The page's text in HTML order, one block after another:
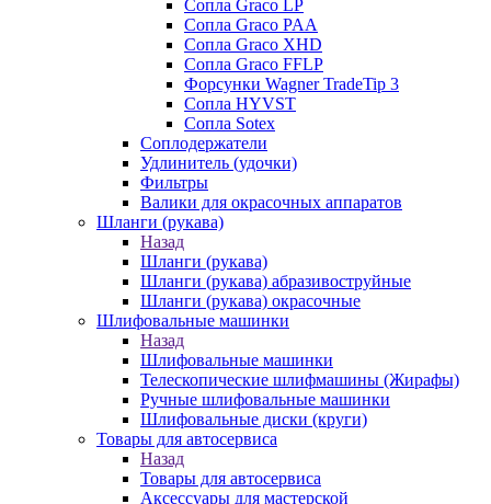
Сопла Graco LP
Сопла Graco PAA
Сопла Graco XHD
Сопла Graco FFLP
Форсунки Wagner TradeTip 3
Сопла HYVST
Сопла Sotex
Соплодержатели
Удлинитель (удочки)
Фильтры
Валики для окрасочных аппаратов
Шланги (рукава)
Назад
Шланги (рукава)
Шланги (рукава) абразивоструйные
Шланги (рукава) окрасочные
Шлифовальные машинки
Назад
Шлифовальные машинки
Телескопические шлифмашины (Жирафы)
Ручные шлифовальные машинки
Шлифовальные диски (круги)
Товары для автосервиса
Назад
Товары для автосервиса
Аксессуары для мастерской